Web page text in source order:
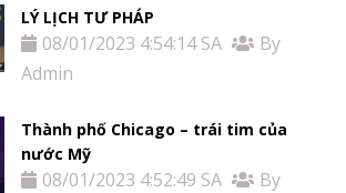
LÝ LỊCH TƯ PHÁP
08/01/2023 4:54:14 SA
By
Admin
Thành phố Chicago – trái tim của
nước Mỹ
08/01/2023 4:52:49 SA
By